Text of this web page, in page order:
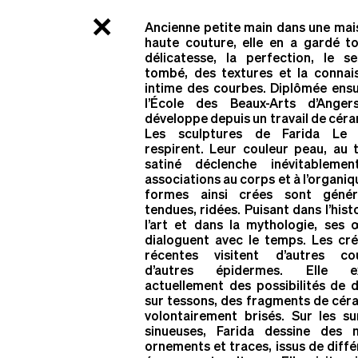
ART CONTEMPORAIN EN NORMANDIE
Traverses
Cette
la
donné pour
l’infinité
création .
liste .↺
×
Ancienne petite main dans une
haute couture, elle en a gardé
délicatesse, la perfection, le
tombé, des textures et la
intime des courbes. Diplômée
l’École des Beaux-Arts
développe depuis un travail de
Les sculptures de Farida Le
respirent. Leur couleur peau, au
satiné déclenche
associations au corps et à
formes ainsi crées sont
tendues, ridées. Puisant dans
l’art et dans la mythologie, ses
dialoguent avec le temps. Les
récentes visitent d’autres
d’autres épidermes. Elle
actuellement des possibilités de
sur tessons, des fragments de
volontairement brisés. Sur les
sinueuses, Farida dessine des
ornements et traces, issus de